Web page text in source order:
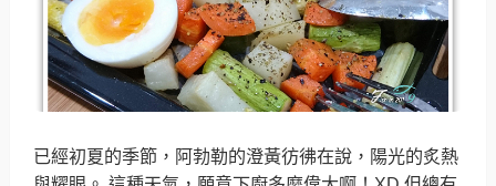
已經初夏的季節，阿勃勒的澄黃彷彿在說，陽光的炙熱